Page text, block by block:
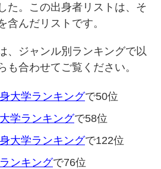
た。この出身者リストは、そ
含んだリストです。
、ジャンル別ランキングで以
も合わせてご覧ください。
大学ランキングで50位
学ランキングで58位
大学ランキングで122位
ンキングで76位